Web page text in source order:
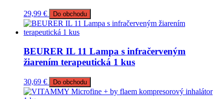
29,99 € Do obchodu
BEURER IL 11 Lampa s infračerveným
žiarením terapeutická 1 kus
30,69 € Do obchodu